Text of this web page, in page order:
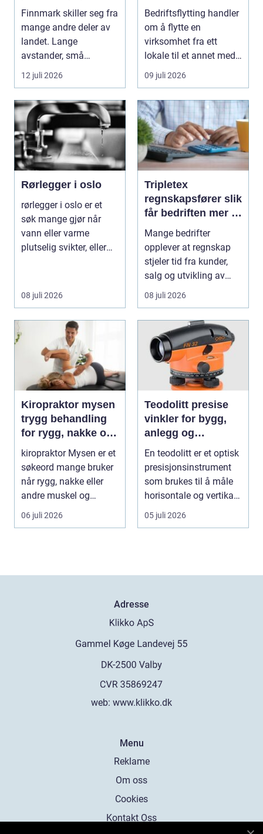
Finnmark skiller seg fra
mange andre deler av
landet. Lange
avstander, små
lokalsamfunn, sterk
12 juli 2026
Bedriftsflytting handler
om å flytte en
virksomhet fra ett
lokale til et annet med
minst mulig...
09 juli 2026
Rørlegger i oslo
rørlegger i oslo er et
søk mange gjør når
vann eller varme
plutselig svikter, eller
08 juli 2026
Tripletex
regnskapsfører slik
får bedriften mer ut
av regnskapet
Mange bedrifter
opplever at regnskap
stjeler tid fra kunder,
salg og utvikling av
virksomheten. Samt...
08 juli 2026
Kiropraktor mysen
trygg behandling
for rygg, nakke og
ledd
kiropraktor Mysen er et
søkeord mange bruker
når rygg, nakke eller
andre muskel og
leddplager begynn...
06 juli 2026
Teodolitt presise
vinkler for bygg,
anlegg og
kartlegging
En teodolitt er et optisk
presisjonsinstrument
som brukes til å måle
horisontale og vertikale
vinkle...
05 juli 2026
Adresse
web: www.klikko.dk
Menu
Reklame
Om oss
Cookies
Kontakt Oss